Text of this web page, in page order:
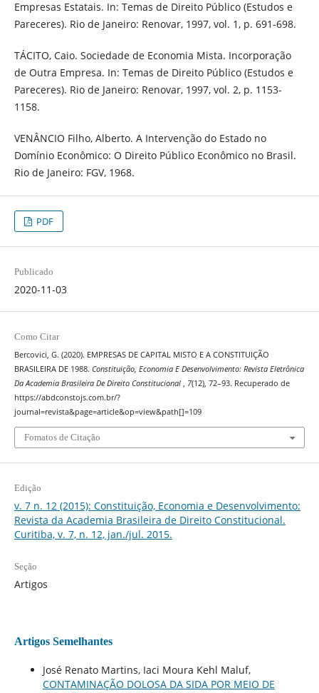
Empresas Estatais. In: Temas de Direito Público (Estudos e
Pareceres). Rio de Janeiro: Renovar, 1997, vol. 1, p. 691-698.
TÁCITO, Caio. Sociedade de Economia Mista. Incorporação
de Outra Empresa. In: Temas de Direito Público (Estudos e
Pareceres). Rio de Janeiro: Renovar, 1997, vol. 2, p. 1153-
1158.
VENÂNCIO Filho, Alberto. A Intervenção do Estado no
Domínio Econômico: O Direito Público Econômico no Brasil.
Rio de Janeiro: FGV, 1968.
PDF
Publicado
2020-11-03
Como Citar
Bercovici, G. (2020). EMPRESAS DE CAPITAL MISTO E A CONSTITUIÇÃO
BRASILEIRA DE 1988. Constituição, Economia E Desenvolvimento: Revista Eletrônica
Da Academia Brasileira De Direito Constitucional , 7(12), 72–93. Recuperado de
https://abdconstojs.com.br/?
journal=revista&page=article&op=view&path[]=109
Fomatos de Citação
Edição
v. 7 n. 12 (2015): Constituição, Economia e Desenvolvimento:
Revista da Academia Brasileira de Direito Constitucional.
Curitiba, v. 7, n. 12, jan./jul. 2015.
Seção
Artigos
Artigos Semelhantes
José Renato Martins, Iaci Moura Kehl Maluf,
CONTAMINAÇÃO DOLOSA DA SIDA POR MEIO DE